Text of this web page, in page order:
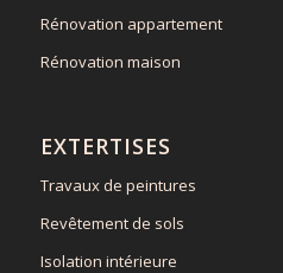
Rénovation appartement
Rénovation maison
EXTERTISES
Travaux de peintures
Revêtement de sols
Isolation intérieure